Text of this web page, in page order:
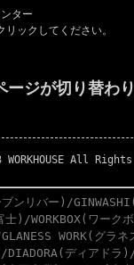
ター
ックしてください。
ジが切り替わり
All
ブンリバー)/
WORKBOX(ワー
WORK(グラネ
DIADORA(ディア